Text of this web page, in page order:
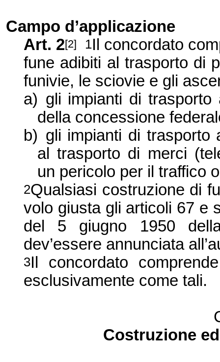
Campo d’applicazione
Art. 2[2] 1Il concordato
fune adibiti al trasporto di
funivie, le sciovie e gli
a) gli impianti di trasporto
della concessione
b) gli impianti di trasporto
al trasporto di merci
un pericolo per il traffico
2Qualsiasi costruzione di
volo giusta gli articoli 67 e
del 5 giugno 1950
dev’essere annunciata
3Il concordato
esclusivamente come tali.
Costruzione